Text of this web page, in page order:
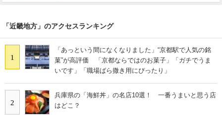
「近畿地方」のアクセスランキング
1
「あっという間になくなりました」“京都駅で人気の銘
菓”が高評価 「京都ならではのお菓子」「ガチでうま
いです」「職場ばら撒き用にぴったり」
2
兵庫県の「海鮮丼」の名店10選！ 一番うまいと思う店
はどこ？